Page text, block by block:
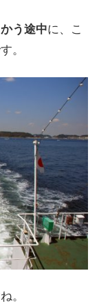
う途中に、
こ
。
。